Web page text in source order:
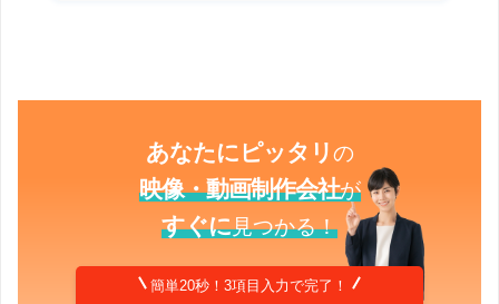
あなたにピッタリの
映像・動画制作会社が
すぐに見つかる！
簡単20秒！3項目入力で完了！